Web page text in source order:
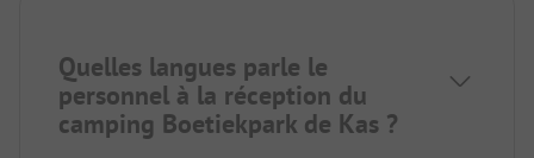
Quelles langues parle le
personnel à la réception du
camping Boetiekpark de Kas ?